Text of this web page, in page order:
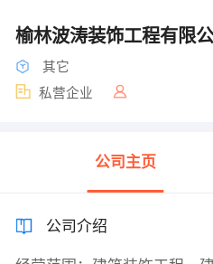
榆林波涛装饰工程有限
其它
私营企业
公司主页
公司介绍